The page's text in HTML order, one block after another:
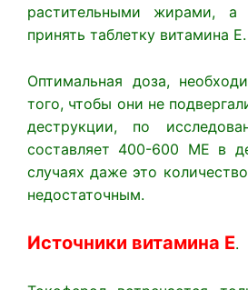
растительными жирами,
принять таблетку витамина Е.
Оптимальная доза,
того, чтобы они не
деструкции, по
составляет 400-600 МЕ в
случаях даже это
недостаточным.
Источники витамина Е.